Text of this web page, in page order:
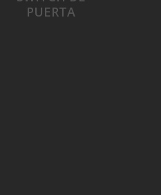
PUERTA